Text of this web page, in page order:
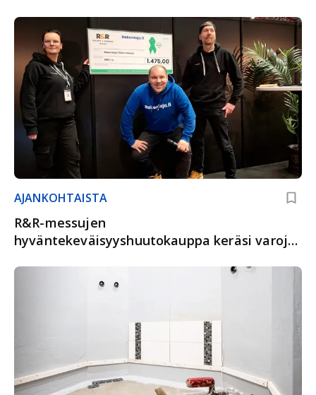
AJANKOHTAISTA
R&R-messujen
hyväntekeväisyyshuutokauppa keräsi varoja